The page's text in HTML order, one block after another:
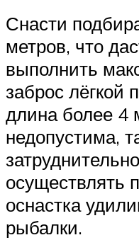
Снасти
метров, что
выполнить
заброс лёгкой
длина более 4
недопустима,
осуществлять
оснастка
рыбалки.